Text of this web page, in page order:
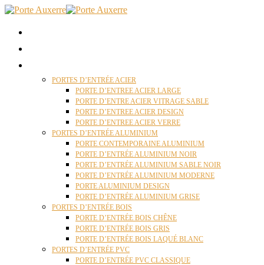
PORTES D’ENTRÉE ACIER
PORTE D’ENTREE ACIER LARGE
PORTE D’ENTRE ACIER VITRAGE SABLE
PORTE D’ENTREE ACIER DESIGN
PORTE D’ENTREE ACIER VERRE
PORTES D’ENTRÉE ALUMINIUM
PORTE CONTEMPORAINE ALUMINIUM
PORTE D’ENTRÉE ALUMINIUM NOIR
PORTE D’ENTRÉE ALUMINIUM SABLE NOIR
PORTE D’ENTRÉE ALUMINIUM MODERNE
PORTE ALUMINIUM DESIGN
PORTE D’ENTRÉE ALUMINIUM GRISE
PORTES D’ENTRÉE BOIS
PORTE D’ENTRÉE BOIS CHÊNE
PORTE D’ENTRÉE BOIS GRIS
PORTE D’ENTRÉE BOIS LAQUÉ BLANC
PORTES D’ENTRÉE PVC
PORTE D’ENTRÉE PVC CLASSIQUE